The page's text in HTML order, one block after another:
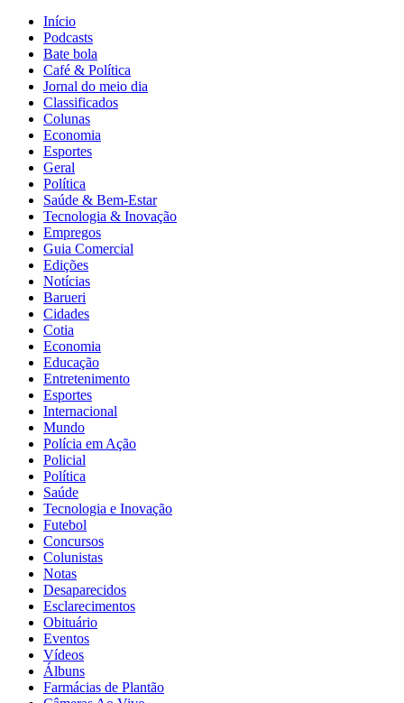
Início
Podcasts
Bate bola
Café & Política
Jornal do meio dia
Classificados
Colunas
Economia
Esportes
Geral
Política
Saúde & Bem-Estar
Tecnologia & Inovação
Empregos
Guia Comercial
Edições
Notícias
Barueri
Cidades
Cotia
Economia
Educação
Entretenimento
Esportes
Internacional
Mundo
Polícia em Ação
Policial
Política
Saúde
Tecnologia e Inovação
Futebol
Concursos
Colunistas
Notas
Desaparecidos
Esclarecimentos
Obituário
Eventos
Vídeos
Álbuns
Farmácias de Plantão